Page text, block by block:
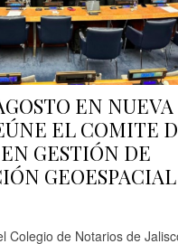
EN NUEVA
EL COMITE
GESTIÓN DE
Colegio de Notarios de